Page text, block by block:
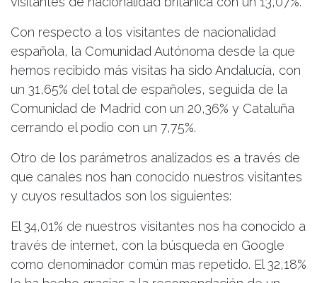
Con respecto a los visitantes de nacionalidad
española, la Comunidad Autónoma desde la que
hemos recibido más visitas ha sido Andalucía, con
un 31,65% del total de españoles, seguida de la
Comunidad de Madrid con un 20,36% y Cataluña
cerrando el podio con un 7,75%.
Otro de los parámetros analizados es a través de
que canales nos han conocido nuestros visitantes
y cuyos resultados son los siguientes:
El 34,01% de nuestros visitantes nos ha conocido a
través de internet, con la búsqueda en Google
como denominador común mas repetido. El 32,18%